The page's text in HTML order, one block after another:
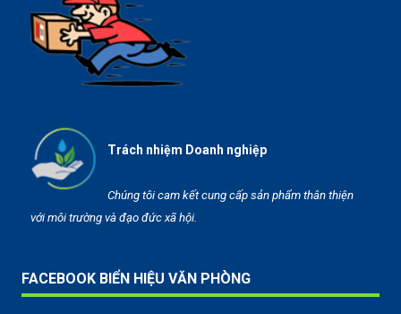
Trách nhiệm Doanh nghiệp
Chúng tôi cam kết cung cấp sản phẩm thân thiện
với môi trường và đạo đức xã hội.
FACEBOOK BIỂN HIỆU VĂN PHÒNG